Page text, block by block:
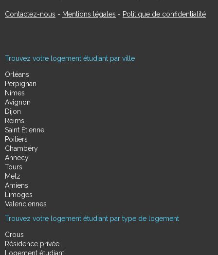
Contactez-nous - Mentions légales - Politique de confidentialité
Trouvez votre logement étudiant par ville
Orléans
Perpignan
Nimes
Avignon
Dijon
Reims
Saint Étienne
Poitiers
Chambéry
Annecy
Tours
Metz
Amiens
Limoges
Valenciennes
Trouvez votre logement étudiant par type de logement
Crous
Résidence privée
Logement étudiant